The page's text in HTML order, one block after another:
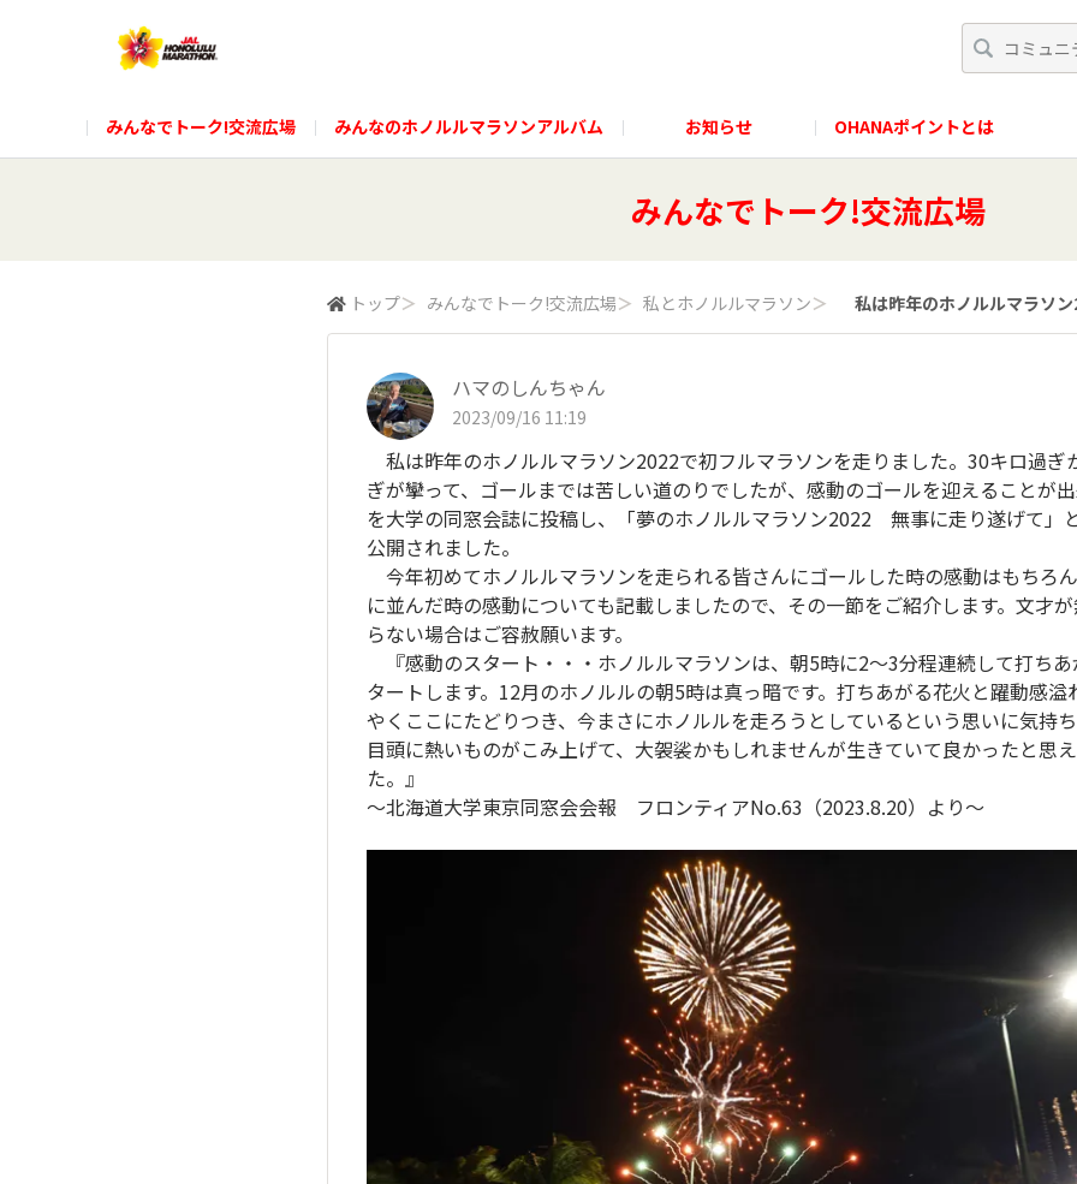
みんなでトーク!交流広場 みんなのホノルルマラソンアルバム お知らせ OHANAポイントとは
みんなでトーク!交流広場
トップ＞ みんなでトーク!交流広場＞ 私とホノルルマラソン＞ 私は昨年のホノルルマラソ
ハマのしんちゃん
2023/09/16 11:19
私は昨年のホノルルマラソン2022で初フルマラソンを走りました。30キロ過ぎ
ぎが攣って、ゴールまでは苦しい道のりでしたが、感動のゴールを迎えることが
を大学の同窓会誌に投稿し、「夢のホノルルマラソン2022 無事に走り遂げて」
公開されました。
今年初めてホノルルマラソンを走られる皆さんにゴールした時の感動はもちろ
に並んだ時の感動についても記載しましたので、その一節をご紹介します。文才
らない場合はご容赦願います。
『感動のスタート・・・ホノルルマラソンは、朝5時に2～3分程連続して打ち
タートします。12月のホノルルの朝5時は真っ暗です。打ちあがる花火と躍動感
やくここにたどりつき、今まさにホノルルを走ろうとしているという思いに気持
目頭に熱いものがこみ上げて、大袈裟かもしれませんが生きていて良かったと思
た。』
～北海道大学東京同窓会会報 フロンティアNo.63（2023.8.20）より～